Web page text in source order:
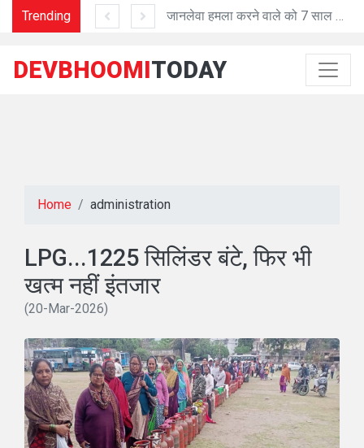
Trending
'प्रशासनिक काम में तेजी व शुद्धता में मददगार है Al तकनीक' जानलेवा हमला करने वाले को 7 साल की सजा
DEVBHOOMITODAY
Home administration
LPG...1225 सिलिंडर बंटे, फिर भी
खत्म नहीं इंतजार
(20-Mar-2026)